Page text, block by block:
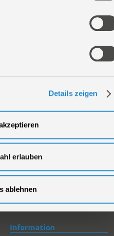
Details zeigen
erlauben
ablehnen
Reparaturauftrag/Reklamation
Rückgabe gekaufter Artikel
Information